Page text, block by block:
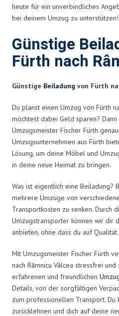
heute für ein unverbindliches
bei deinem Umzug zu unterstützen!
Günstige
Fürth nach
Günstige Beiladung von Fürth
Du planst einen Umzug von Fürth
möchtest dabei Geld sparen?
Umzugsmeister Fischer Fürth
Umzugsunternehmen aus Fürth
Lösung, um deine Möbel und
in deine neue Heimat zu bringen.
Was ist eigentlich eine Beiladung?
mehrere Umzüge von
Transportkosten zu senken. Durch
Umzugstransporter können wir dir
anbieten, ohne dass du auf
Mit Umzugsmeister Fischer Fürth
nach Râmnicu Vâlcea stressfrei
erfahrenen und freundlichen
Details, von der sorgfältigen
zum professionellen Transport. Du
zurücklehnen und dich auf deine